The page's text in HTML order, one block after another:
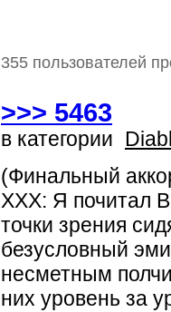
355 пользователей
>>> 5463
в категории
(Финальный
XXX: Я почитал
точки зрения
безусловный
несметным
них уровень за